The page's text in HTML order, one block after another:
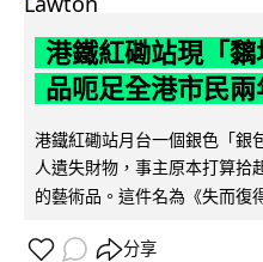
港鐵紅磡站現「
品呃足全港市民兩
港鐵紅磡站月台一個銀色「銀
人遺失財物，事主原本打算拾
的藝術品。這件名為《失而復
分享